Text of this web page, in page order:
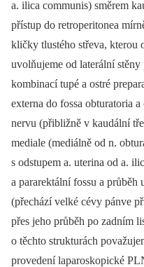
a. ilica communis) směrem
přístup do retroperitonea
kličky tlustého střeva, kterou
uvolňujeme od laterální stěny
kombinací tupé a ostré
externa do fossa obturatoria
nervu (přibližně v kaudální
mediale (mediálně od n.
s odstupem a. uterina od a.
a pararektální fossu a průběh
(přechází velké cévy pánve
přes jeho průběh po zadním
o těchto strukturách
provedení laparoskopické